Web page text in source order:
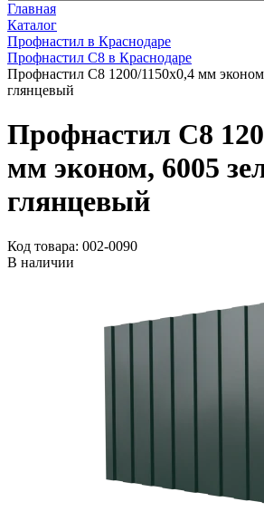
Главная
Каталог
Профнастил в Краснодаре
Профнастил С8 в Краснодаре
Профнастил С8 1200/1150x0,4 мм
глянцевый
Профнастил С8
мм эконом, 6005
глянцевый
Код товара: 002-0090
В наличии